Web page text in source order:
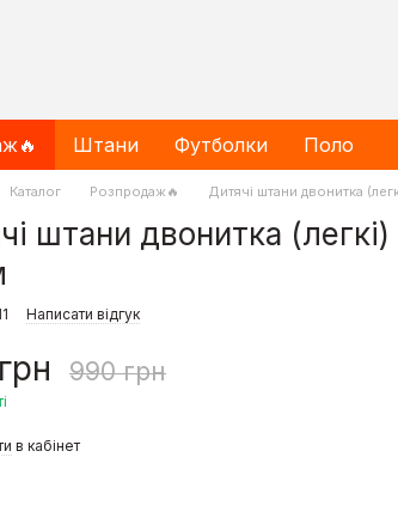
Штани Футболки Поло
Каталог Розпродаж🔥 Дитячі штани двонитка
штани двонитка (легкі)
Написати відгук
990 грн
в кабінет